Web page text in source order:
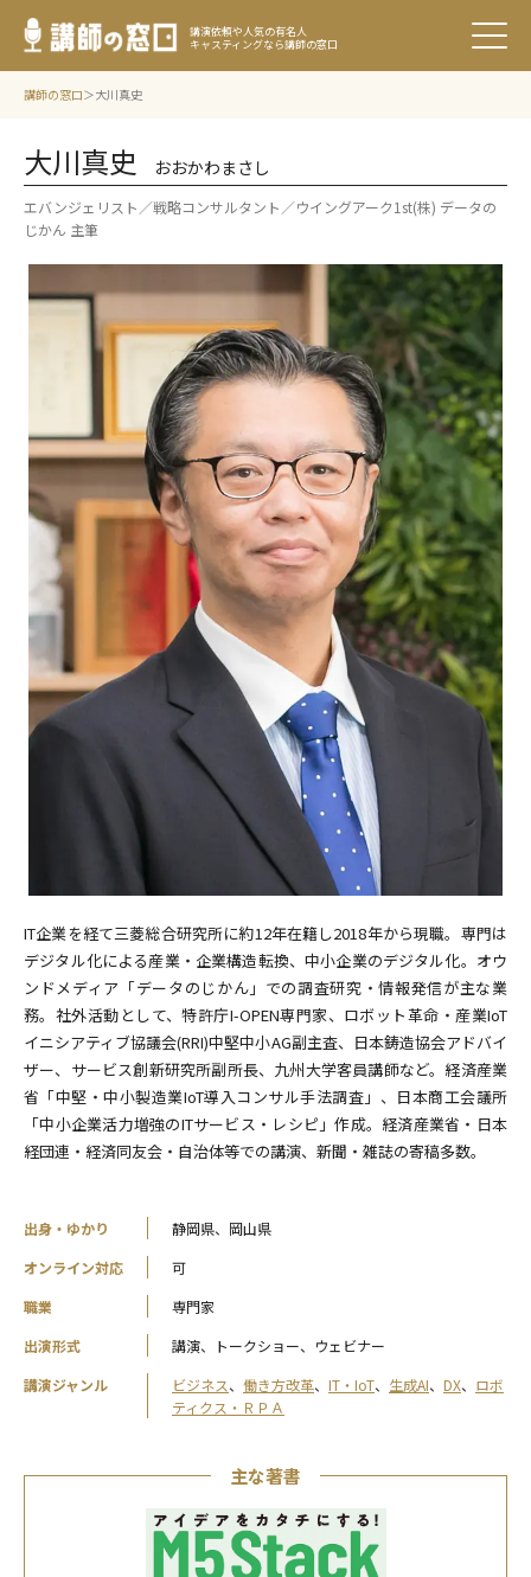
講演依頼や人気の有名人
キャスティングなら講師の窓口
講師の窓口 大川真史
大川真史 おおかわまさし
エバンジェリスト／戦略コンサルタント／ウイングアーク1st(株) データの
じかん 主筆
IT企業を経て三菱総合研究所に約12年在籍し2018年から現職。専門は
デジタル化による産業・企業構造転換、中小企業のデジタル化。オウ
ンドメディア「データのじかん」での調査研究・情報発信が主な業
務。社外活動として、特許庁I-OPEN専門家、ロボット革命・産業IoT
イニシアティブ協議会(RRI)中堅中小AG副主査、日本鋳造協会アドバイ
ザー、サービス創新研究所副所長、九州大学客員講師など。経済産業
省「中堅・中小製造業IoT導入コンサル手法調査」、日本商工会議所
「中小企業活力増強のITサービス・レシピ」作成。経済産業省・日本
経団連・経済同友会・自治体等での講演、新聞・雑誌の寄稿多数。
出身・ゆかり
静岡県、岡山県
オンライン対応
可
職業
専門家
出演形式
講演、トークショー、ウェビナー
講演ジャンル
ビジネス、 働き方改革、 IT・IoT、 生成AI、 DX、 ロボ
ティクス・ＲＰＡ
主な著書